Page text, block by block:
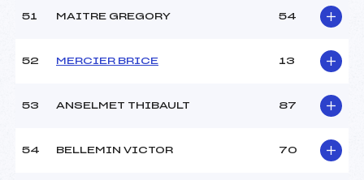
51 MAITRE GREGORY 54
52 MERCIER BRICE 13
53 ANSELMET THIBAULT 87
54 BELLEMIN VICTOR 70